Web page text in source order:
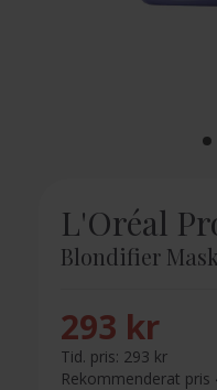
L'Oréal
Blondifier
293 kr
Tid. pris: 293 kr
Rekommenderat pris